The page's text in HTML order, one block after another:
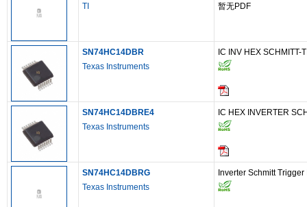
TI
暂无PDF
SN74HC14DBR
Texas Instruments
IC INV HEX SCHMITT-
SN74HC14DBRE4
Texas Instruments
IC HEX INVERTER
SN74HC14DBRG
Texas Instruments
Inverter Schmitt